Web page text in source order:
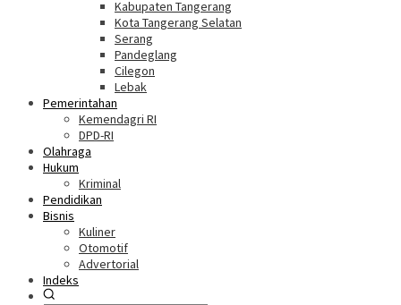
Kabupaten Tangerang
Kota Tangerang Selatan
Serang
Pandeglang
Cilegon
Lebak
Pemerintahan
Kemendagri RI
DPD-RI
Olahraga
Hukum
Kriminal
Pendidikan
Bisnis
Kuliner
Otomotif
Advertorial
Indeks